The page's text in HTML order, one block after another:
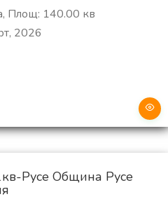
Площ: 140.00 кв
2026
Русе Община Русе